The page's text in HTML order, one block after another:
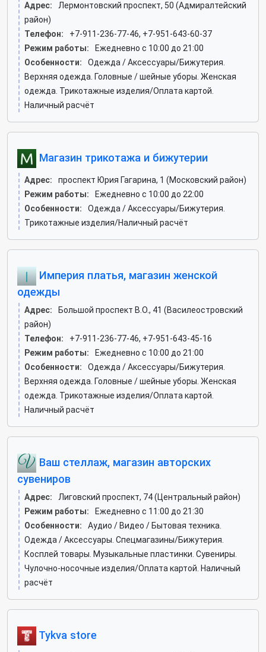
Адрес:
Лермонтовский проспект, 50 (Адмиралтейский
район)
Телефон:
+7-911-236-77-46, +7-951-643-60-37
Режим работы:
Ежедневно с 10:00 до 21:00
Особенности:
Одежда / Аксессуары/Бижутерия.
Верхняя одежда. Головные / шейные уборы. Женская
одежда. Трикотажные изделия/Оплата картой.
Наличный расчёт
Магазин трикотажа и бижутерии
Адрес:
проспект Юрия Гагарина, 1 (Московский район)
Режим работы:
Ежедневно с 10:00 до 22:00
Особенности:
Одежда / Аксессуары/Бижутерия.
Трикотажные изделия/Наличный расчёт
Империя платья, магазин женской
одежды
Адрес:
Большой проспект В.О., 41 (Василеостровский
район)
Телефон:
+7-911-236-77-46, +7-951-643-45-16
Режим работы:
Ежедневно с 10:00 до 21:00
Особенности:
Одежда / Аксессуары/Бижутерия.
Верхняя одежда. Головные / шейные уборы. Женская
одежда. Трикотажные изделия/Оплата картой.
Наличный расчёт
Ваш стеллаж, магазин авторских
сувениров
Адрес:
Лиговский проспект, 74 (Центральный район)
Режим работы:
Ежедневно с 11:00 до 21:30
Особенности:
Аудио / Видео / Бытовая техника.
Одежда / Аксессуары. Спецмагазины/Бижутерия.
Косплей товары. Музыкальные пластинки. Сувениры.
Чулочно-носочные изделия/Оплата картой. Наличный
расчёт
Tykva store